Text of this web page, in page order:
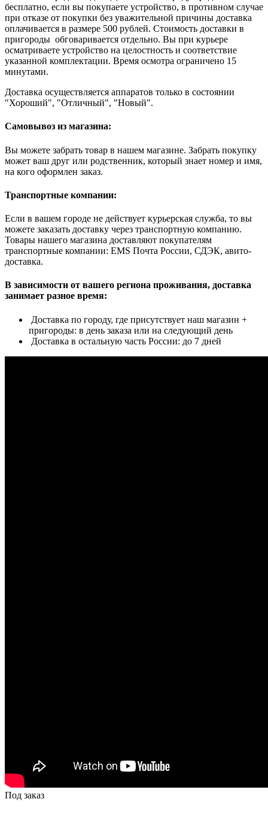
бесплатно, если вы покупаете устройство, в противном случае
при отказе от покупки без уважительной причины доставка
оплачивается в размере 500 рублей. Стоимость доставки в
пригороды обговаривается отдельно. Вы при курьере
осматриваете устройство на целостность и соответствие
указанной комплектации. Время осмотра ограничено 15
минутами.
Доставка осуществляется аппаратов только в состоянии
"Хороший", "Отличный", "Новый".
Самовывоз из магазина:
Вы можете забрать товар в нашем магазине. Забрать покупку
может ваш друг или родственник, который знает номер и имя,
на кого оформлен заказ.
Транспортные компании:
Если в вашем городе не действует курьерская служба, то вы
можете заказать доставку через транспортную компанию.
Товары нашего магазина доставляют покупателям
транспортные компании: EMS Почта России, СДЭК, авито-
доставка.
В зависимости от вашего региона проживания, доставка
занимает разное время:
Доставка по городу, где присутствует наш магазин +
пригороды: в день заказа или на следующий день
Доставка в остальную часть России: до 7 дней
Под заказ